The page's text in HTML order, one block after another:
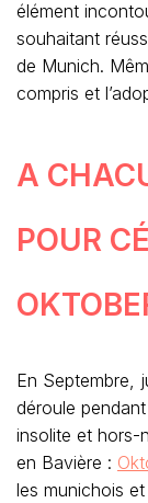
élément
souhaitant
de Munich.
compris et
A
POUR
En Septembre,
déroule
insolite et hors-
en Bavière :
les munichois